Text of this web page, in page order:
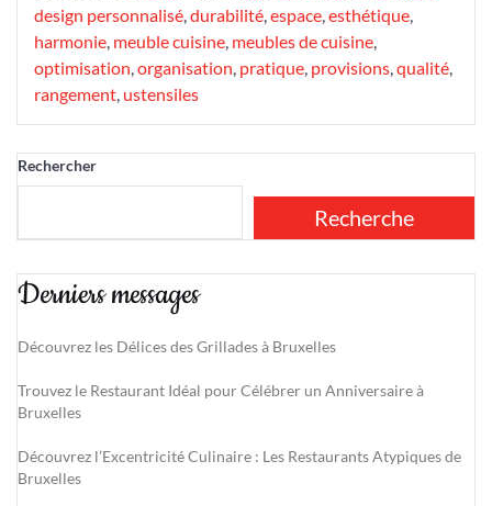
design personnalisé,durabilité,espace,esthétique,
harmonie, meuble cuisine, meubles de cuisine,
optimisation,organisation, pratique, provisions,qualité,
rangement, ustensiles
Rechercher
Recherche
Derniers messages
Découvrez les Délices des Grillades à Bruxelles
Trouvez le Restaurant Idéal pour Célébrer un Anniversaire à
Bruxelles
Découvrez l’Excentricité Culinaire : Les Restaurants Atypiques de
Bruxelles